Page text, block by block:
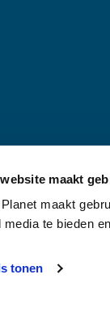
maakt
maakt
media te bieden
tonen